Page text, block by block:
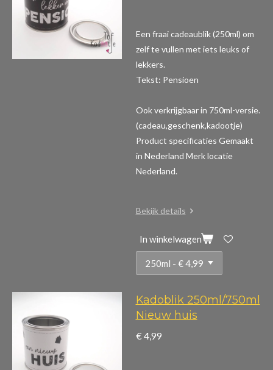
Een fraai cadeaublik (250ml) om
zelf te vullen met iets leuks of
lekkers.
Tekst: Pensioen
Ook verkrijgbaar in 750ml-versie.
(cadeau,geschenk,kadootje)
Product specificaties Gemaakt
in Nederland Merk locatie
Nederland.
Bekijk details
In winkelwagen
Kadoblik 250ml/750ml
Nieuw huis
€ 4,99